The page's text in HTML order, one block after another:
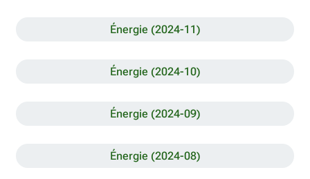
Énergie (2024-11)
Énergie (2024-10)
Énergie (2024-09)
Énergie (2024-08)